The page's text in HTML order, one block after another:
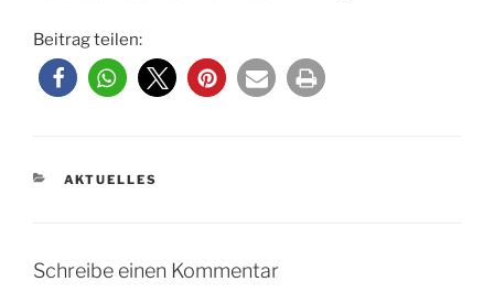
Beitrag teilen:
KATEGORIEN
AKTUELLES
Schreibe einen Kommentar